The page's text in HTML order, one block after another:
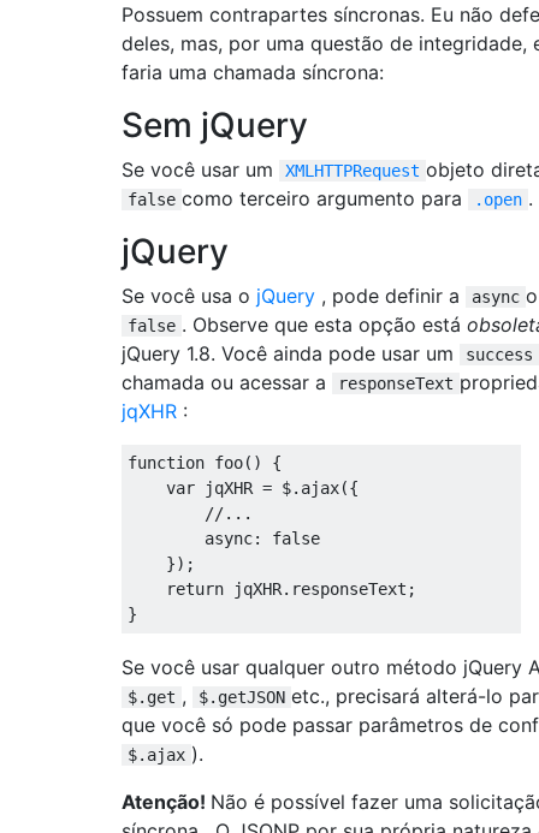
Possuem contrapartes síncronas. Eu não
deles, mas, por uma questão de integridade,
faria uma chamada síncrona:
Sem jQuery
Se você usar um XMLHTTPRequest objeto
false como terceiro argumento para .open .
jQuery
Se você usa o jQuery , pode definir a async
false . Observe que esta opção está
jQuery 1.8. Você ainda pode usar um
success
chamada ou acessar a responseText
jqXHR :
function foo()
{
var jqXHR = $. ajax({
//...
async:
false
});
return jqXHR. responseText ;
}
Se você usar qualquer outro método jQuery
$.get , $.getJSON etc., precisará alterá-lo
que você só pode passar parâmetros de
$.ajax ).
Atenção! Não é possível fazer uma